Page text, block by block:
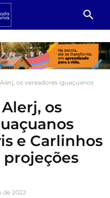
os vereadores iguaçuanos
os
e Carlinhos
projeções
de 2022